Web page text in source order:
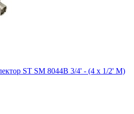
ST SM 8044B 3/4' - (4 x 1/2' M)